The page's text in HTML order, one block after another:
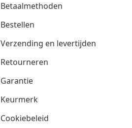
Betaalmethoden
Bestellen
Verzending en levertijden
Retourneren
Garantie
Keurmerk
Cookiebeleid